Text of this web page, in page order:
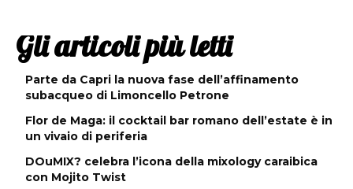
Gli articoli più letti
Parte da Capri la nuova fase dell’affinamento
subacqueo di Limoncello Petrone
Flor de Maga: il cocktail bar romano dell’estate è in
un vivaio di periferia
DOuMIX? celebra l’icona della mixology caraibica
con Mojito Twist